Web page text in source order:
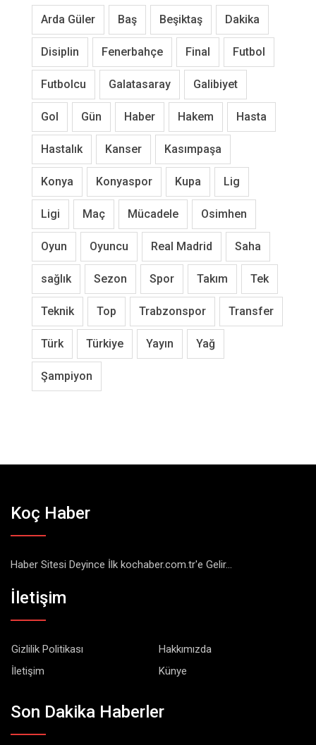
Arda Güler Baş Beşiktaş Dakika
Disiplin Fenerbahçe Final Futbol
Futbolcu Galatasaray Galibiyet
Gol Gün Haber Hakem Hasta
Hastalık Kanser Kasımpaşa
Konya Konyaspor Kupa Lig
Ligi Maç Mücadele Osimhen
Oyun Oyuncu Real Madrid Saha
sağlık Sezon Spor Takım Tek
Teknik Top Trabzonspor Transfer
Türk Türkiye Yayın Yağ
Şampiyon
Koç Haber
Haber Sitesi Deyince İlk kochaber.com.tr'e Gelir...
İletişim
Gizlilik Politikası
Hakkımızda
İletişim
Künye
Son Dakika Haberler